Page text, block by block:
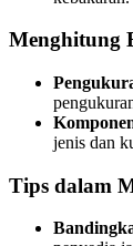
Menghitung
jenis dan
Tips dalam